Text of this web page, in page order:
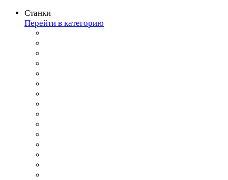
Станки
Перейти в категорию